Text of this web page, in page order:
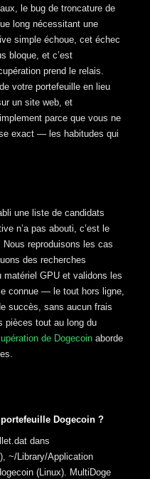
le bug de troncature de
long nécessitant une
simple échoue, cet échec
bloque, et c’est
prend le relais.
votre portefeuille en lieu
un site web, et
parce que vous ne
exact — les habitudes qui
une liste de candidats
n’a pas abouti, c’est le
reproduisons les cas
des recherches
matériel GPU et validons les
connue — le tout hors ligne,
succès, sans aucun frais
pièces tout au long du
de Dogecoin aborde
Dogecoin ?
dans
~/Library/Application
(Linux). MultiDoge